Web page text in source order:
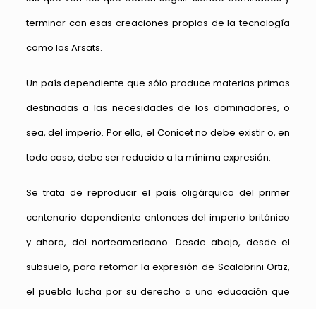
terminar con esas creaciones propias de la tecnología
como los Arsats.
Un país dependiente que sólo produce materias primas
destinadas a las necesidades de los dominadores, o
sea, del imperio. Por ello, el Conicet no debe existir o, en
todo caso, debe ser reducido a la mínima expresión.
Se trata de reproducir el país oligárquico del primer
centenario dependiente entonces del imperio británico
y ahora, del norteamericano. Desde abajo, desde el
subsuelo, para retomar la expresión de Scalabrini Ortiz,
el pueblo lucha por su derecho a una educación que